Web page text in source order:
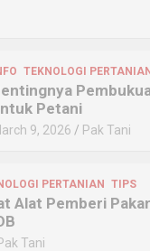
TEKNOLOGI PERTANIAN
Petani
9, 2026 Pak Tani
PERTANIAN TIPS
Alat Pemberi
Tani